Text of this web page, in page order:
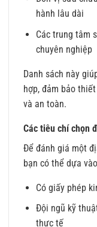
hành lâu dài
Các trung tâm
chuyên nghiệp
Danh sách này
hợp, đảm bảo
và an toàn.
Các tiêu chí chọn
Để đánh giá một
bạn có thể dựa
Có giấy phép
Đội ngũ kỹ
thực tế